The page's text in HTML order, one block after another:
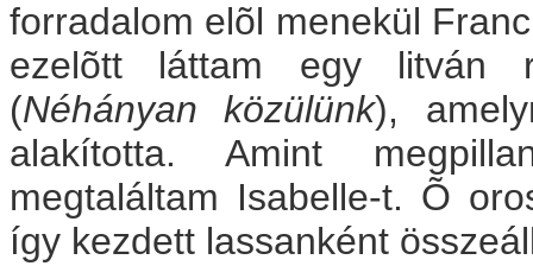
forradalom elõl menekül
ezelõtt láttam egy litván
(Néhányan közülünk),
alakította. Amint
megtaláltam Isabelle-t. Õ
így kezdett lassanként